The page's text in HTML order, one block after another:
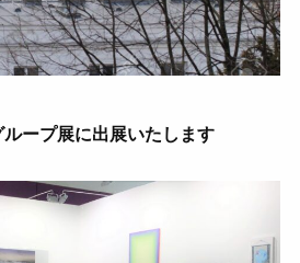
ープ展に出展いたします